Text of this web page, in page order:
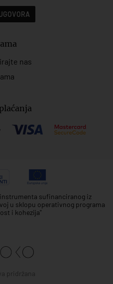
nas
sufinanciranog iz
u sklopu operativnog programa
i kohezija"
pridržana